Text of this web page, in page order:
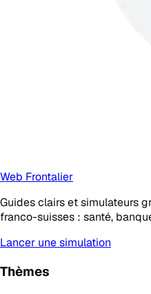
Web Frontalier
Guides clairs et simulateurs
franco-suisses : santé,
Lancer une simulation
Thèmes